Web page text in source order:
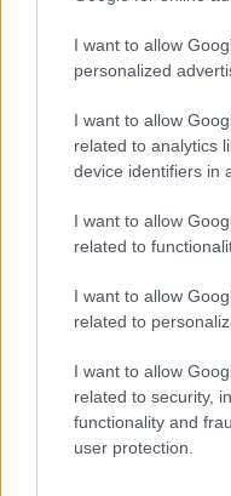
I want to allow
personalized
I want to allow
related to analytics
device identifiers in
I want to allow
related to
I want to allow
related to
I want to allow
related to security,
functionality and
user protection.
|29.04.2024
Κορονοϊός:
μέτρα που
φροντίδας
Παραμένει
των ευάλωτων